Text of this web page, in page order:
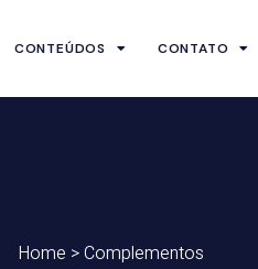
CONTEÚDOS CONTATO
Home >Complementos